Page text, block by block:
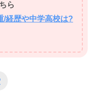
ら
/経歴や中学高校は?